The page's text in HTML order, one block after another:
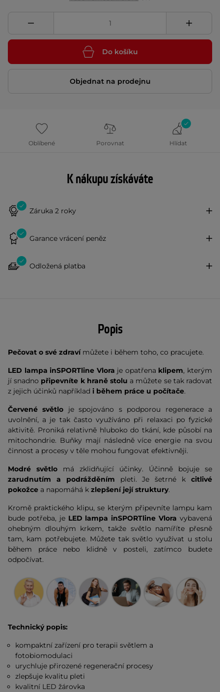
Do košíku
Objednat na prodejnu
Oblíbené Porovnat Hlídat
K nákupu získáváte
Záruka 2 roky
Garance vrácení peněz
Odložená platba
Popis
Pečovat o své zdravímůžete i během toho, co pracujete.
LED lampa inSPORTline Vlora je opatřena klipem, kterým
jí snadno připevníte k hraně stolu a můžete se tak radovat
z jejich účinků například i během práce u počítače.
Červené světlo je spojováno s podporou regenerace a
uvolnění, a je tak často využíváno při relaxaci po fyzické
aktivitě. Proniká relativně hluboko do tkání, kde působí na
mitochondrie. Buňky mají následně více energie na svou
činnost a procesy v těle mohou fungovat efektivněji.
Modré světlo má zklidňující účinky. Účinně bojuje se
zarudnutím a podrážděním pleti. Je šetrné kcitlivé
pokožce a napomáhá k zlepšení její struktury.
Kromě praktického klipu, se kterým připevníte lampu kam
bude potřeba, je LED lampa inSPORTline Vloravybavená
ohebným dlouhým krkem, takže světlo namíříte přesně
tam, kam potřebujete. Můžete tak světlo využívat u stolu
během práce nebo klidně v posteli, zatímco budete
odpočívat.
Technický popis:
kompaktní zařízení pro terapii světlem a
fotobiomodulaci
urychluje přirozené regenerační procesy
zlepšuje kvalitu pleti
kvalitní LED žárovka